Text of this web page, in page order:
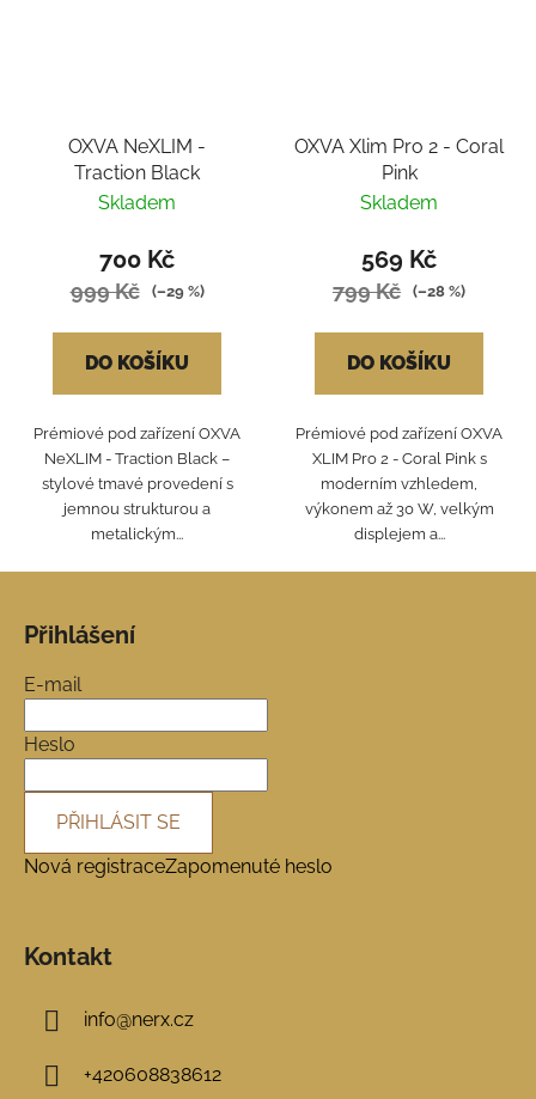
OXVA NeXLIM -
Traction Black
Skladem
700 Kč
999 Kč (–29 %)
DO KOŠÍKU
Prémiové pod zařízení OXVA
NeXLIM - Traction Black –
stylové tmavé provedení s
jemnou strukturou a
metalickým...
OXVA Xlim Pro 2 - Coral
Pink
Skladem
569 Kč
799 Kč (–28 %)
DO KOŠÍKU
Prémiové pod zařízení OXVA
XLIM Pro 2 - Coral Pink s
moderním vzhledem,
výkonem až 30 W, velkým
displejem a...
Přihlášení
E-mail
Heslo
PŘIHLÁSIT SE
Nová registraceZapomenuté heslo
Kontakt
info@nerx.cz
+420608838612